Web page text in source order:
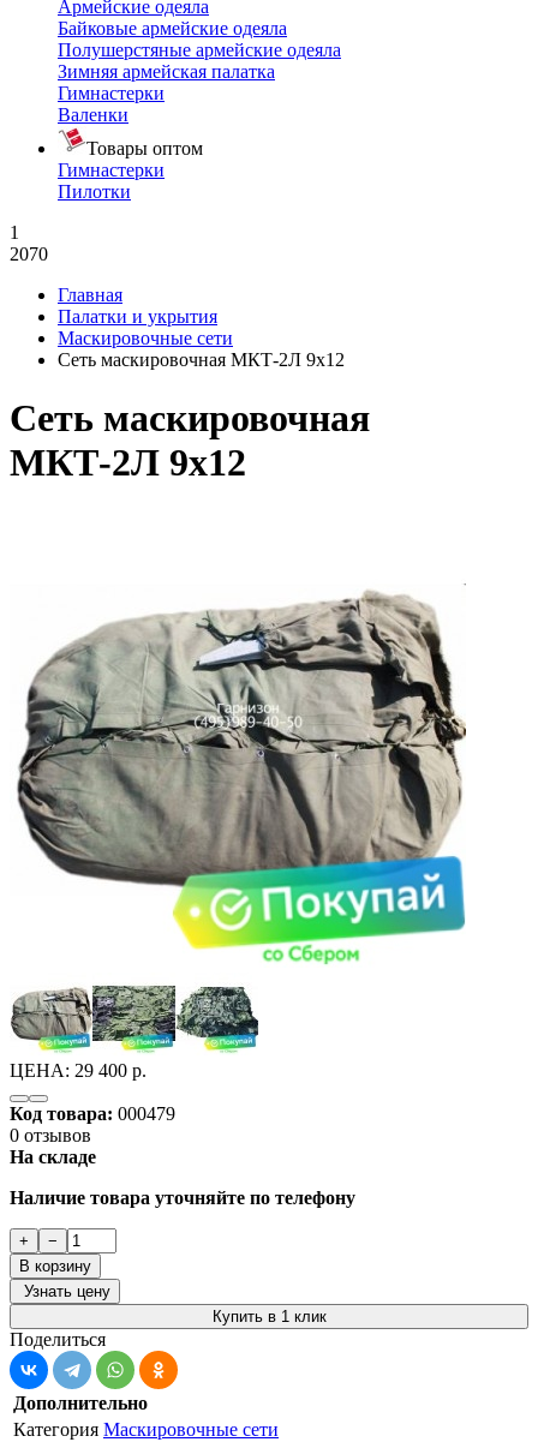
Армейские одеяла
Байковые армейские одеяла
Полушерстяные армейские одеяла
Зимняя армейская палатка
Гимнастерки
Валенки
Товары оптом
Гимнастерки
Пилотки
1
2070
Главная
Палатки и укрытия
Маскировочные сети
Сеть маскировочная МКТ-2Л 9х12
Сеть маскировочная
МКТ-2Л 9х12
ЦЕНА: 29 400 р.
Код товара: 000479
0 отзывов
На складе
Наличие товара уточняйте по телефону
+
−
В корзину
Узнать цену
Купить в 1 клик
Поделиться
Дополнительно
Категория Маскировочные сети